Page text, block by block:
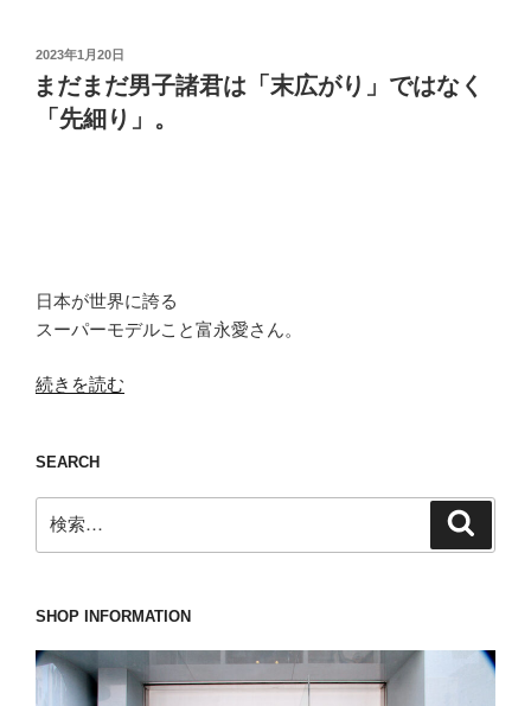
投
稿
日:
2023年1月20日
まだまだ男子諸君は「末広がり」ではなく
「先細り」。
日本が世界に誇る
スーパーモデルこと富永愛さん。
“ま
だ
男
子
諸
は
広
続きを読む
SEARCH
索:
SHOP INFORMATION